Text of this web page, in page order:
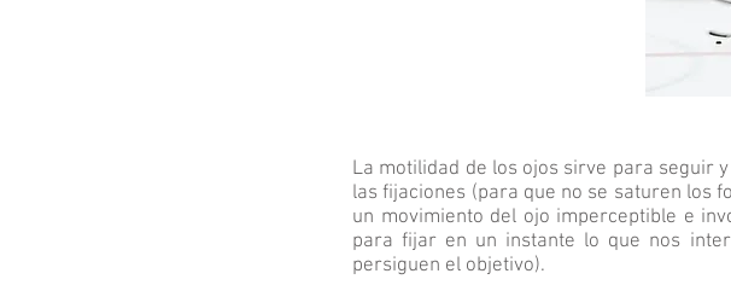
La motilidad de los ojos sirve para seguir
las fijaciones (para que no se saturen los
un movimiento del ojo imperceptible e
para fijar en un instante lo que nos
persiguen el objetivo).